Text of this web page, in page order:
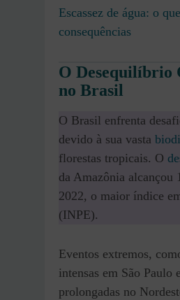
Escassez de água: o
consequências
O Desequilíbrio
no Brasil
O Brasil enfrenta
devido à sua vasta
florestas tropicais. O
da Amazônia alcançou
2022, o maior índice
(INPE).
Eventos extremos,
intensas em São Paulo
prolongadas no